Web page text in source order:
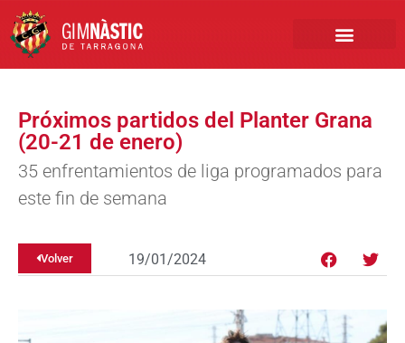
Próximos partidos del Planter Grana
(20-21 de enero)
35 enfrentamientos de liga programados para
este fin de semana
Volver 19/01/2024